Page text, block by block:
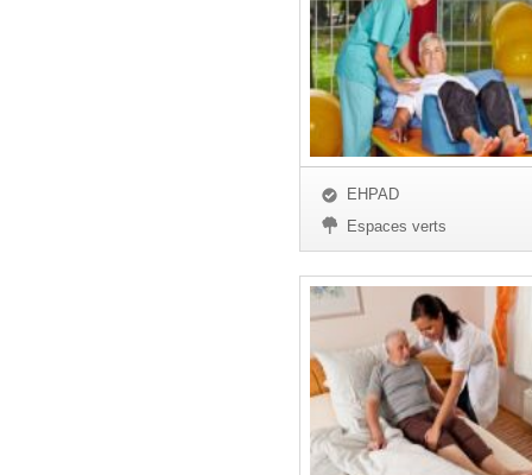
EHPAD
Espaces verts